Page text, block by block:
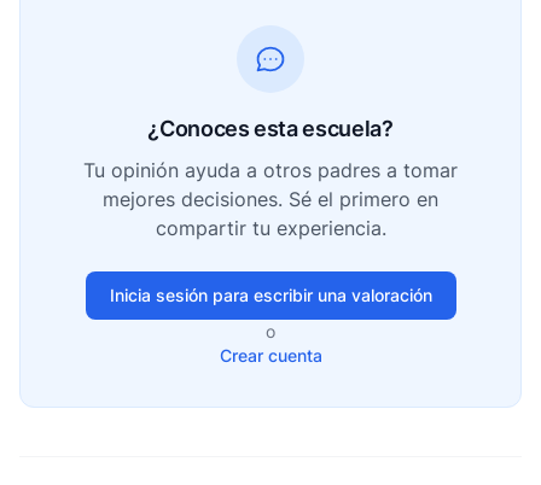
¿Conoces esta escuela?
Tu opinión ayuda a otros padres a tomar
mejores decisiones. Sé el primero en
compartir tu experiencia.
Inicia sesión para escribir una valoración
o
Crear cuenta